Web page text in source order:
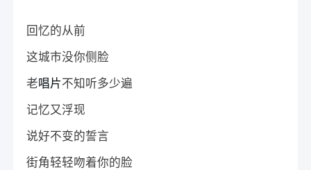
回忆的从前
这城市没你侧脸
老唱片不知听多少遍
记忆又浮现
说好不变的誓言
街角轻轻吻着你的脸